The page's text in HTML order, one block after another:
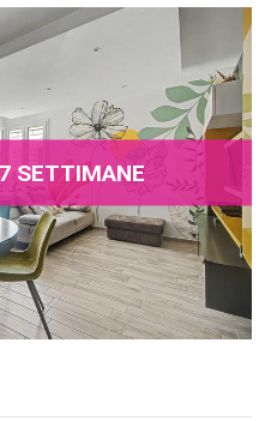
SETTIMANE